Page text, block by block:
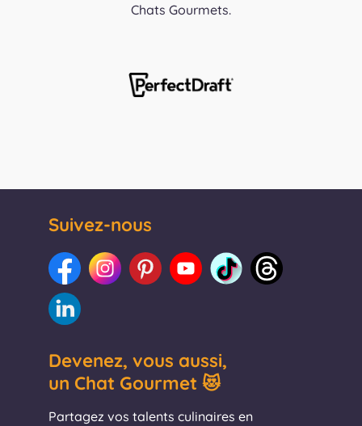
Chats Gourmets.
Suivez-nous
Devenez, vous aussi,
un Chat Gourmet 😻
Partagez vos talents culinaires en